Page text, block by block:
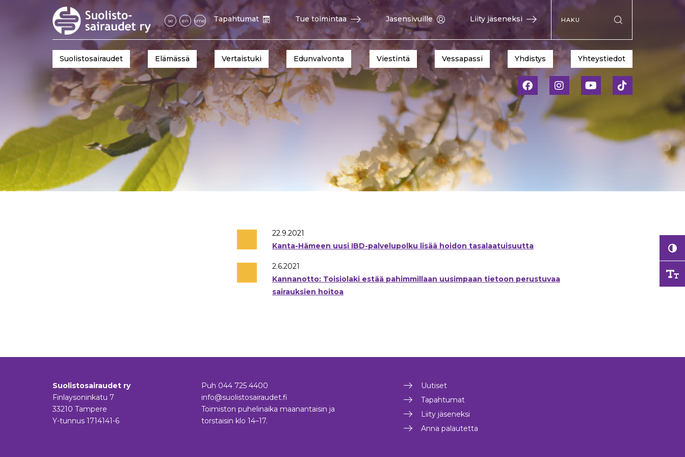
se en sme Tapahtumat Tue toimintaa Jäsensivuille Liity jäseneksi
Hae sivustolta
Suolistosairaudet Elämässä Vertaistuki Edunvalvonta Viestintä Vessapassi Yhdistys Yhteystiedot
22.9.2021
Kanta-Hämeen uusi IBD-palvelupolku lisää hoidon tasalaatuisuutta
2.6.2021
Kannanotto: Toisiolaki estää pahimmillaan uusimpaan tietoon perustuvaa
sairauksien hoitoa
Suolistosairaudet ry
Finlaysoninkatu 7
33210 Tampere
Y-tunnus 1714141-6
Puh 044 725 4400
info@suolistosairaudet.fi
Toimiston puhelinaika maanantaisin ja
torstaisin klo 14–17.
Uutiset
Tapahtumat
Liity jäseneksi
Anna palautetta